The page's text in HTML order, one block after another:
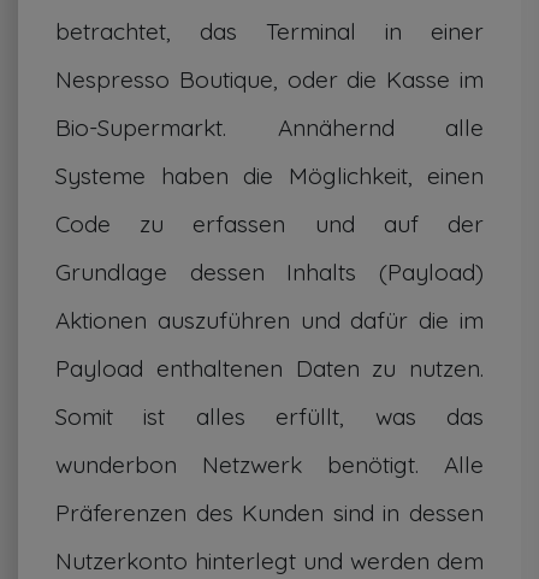
betrachtet, das Terminal in einer
Nespresso Boutique, oder die Kasse im
Bio-Supermarkt. Annähernd alle
Systeme haben die Möglichkeit, einen
Code zu erfassen und auf der
Grundlage dessen Inhalts (Payload)
Aktionen auszuführen und dafür die im
Payload enthaltenen Daten zu nutzen.
Somit ist alles erfüllt, was das
wunderbon Netzwerk benötigt. Alle
Präferenzen des Kunden sind in dessen
Nutzerkonto hinterlegt und werden dem